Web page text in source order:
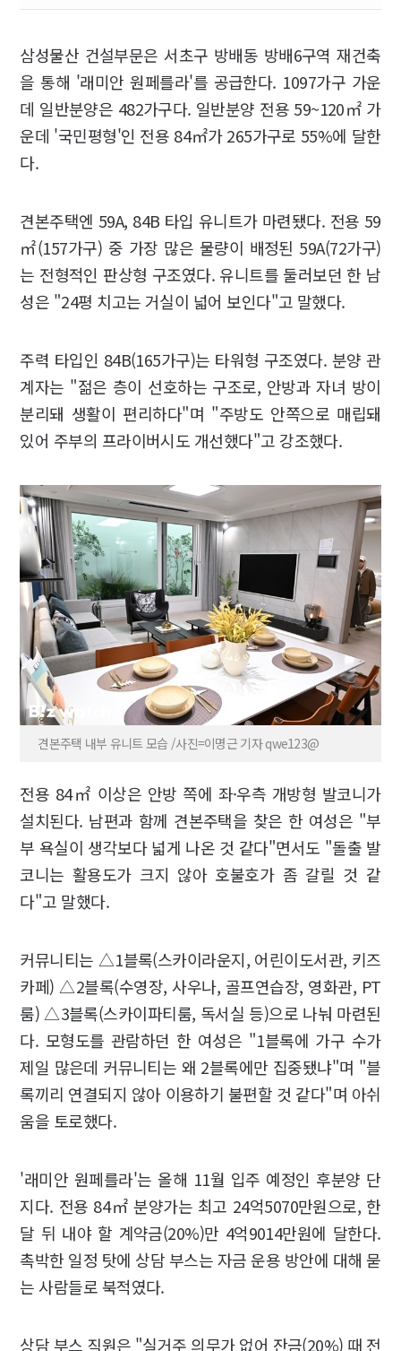
삼성물산 건설부문은 서초구 방배동 방배6구역 재건축
을 통해 '래미안 원페를라'를 공급한다. 1097가구 가운
데 일반분양은 482가구다. 일반분양 전용 59~120㎡ 가
운데 '국민평형'인 전용 84㎡가 265가구로 55%에 달한
다.
견본주택엔 59A, 84B 타입 유니트가 마련됐다. 전용 59
㎡(157가구) 중 가장 많은 물량이 배정된 59A(72가구)
는 전형적인 판상형 구조였다. 유니트를 둘러보던 한 남
성은 "24평 치고는 거실이 넓어 보인다"고 말했다.
주력 타입인 84B(165가구)는 타워형 구조였다. 분양 관
계자는 "젊은 층이 선호하는 구조로, 안방과 자녀 방이
분리돼 생활이 편리하다"며 "주방도 안쪽으로 매립돼
있어 주부의 프라이버시도 개선했다"고 강조했다.
견본주택 내부 유니트 모습 /사진=이명근 기자 qwe123@
전용 84㎡ 이상은 안방 쪽에 좌·우측 개방형 발코니가
설치된다. 남편과 함께 견본주택을 찾은 한 여성은 "부
부 욕실이 생각보다 넓게 나온 것 같다"면서도 "돌출 발
코니는 활용도가 크지 않아 호불호가 좀 갈릴 것 같
다"고 말했다.
커뮤니티는 △1블록(스카이라운지, 어린이도서관, 키즈
카페) △2블록(수영장, 사우나, 골프연습장, 영화관, PT
룸) △3블록(스카이파티룸, 독서실 등)으로 나눠 마련된
다. 모형도를 관람하던 한 여성은 "1블록에 가구 수가
제일 많은데 커뮤니티는 왜 2블록에만 집중됐냐"며 "블
록끼리 연결되지 않아 이용하기 불편할 것 같다"며 아쉬
움을 토로했다.
'래미안 원페를라'는 올해 11월 입주 예정인 후분양 단
지다. 전용 84㎡ 분양가는 최고 24억5070만원으로, 한
달 뒤 내야 할 계약금(20%)만 4억9014만원에 달한다.
촉박한 일정 탓에 상담 부스는 자금 운용 방안에 대해 묻
는 사람들로 북적였다.
상담 부스 직원은 "실거주 의무가 없어 잔금(20%) 때 전